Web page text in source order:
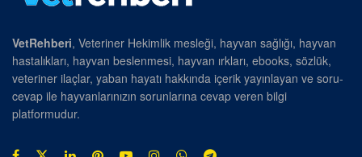
VetRehberi, Veteriner Hekimlik mesleği, hayvan sağlığı, hayvan
hastalıkları, hayvan beslenmesi, hayvan ırkları, ebooks, sözlük,
veteriner ilaçlar, yaban hayatı hakkında içerik yayınlayan ve soru-
cevap ile hayvanlarınızın sorunlarına cevap veren bilgi
platformudur.